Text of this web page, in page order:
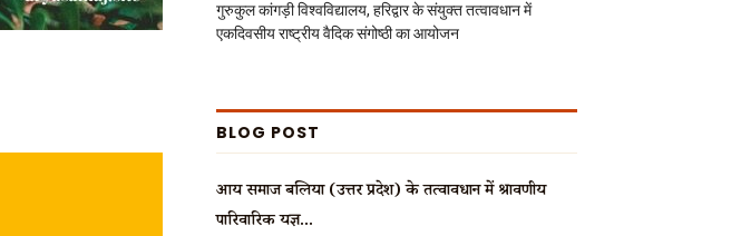
गुरुकुल कांगड़ी विश्वविद्यालय, हरिद्वार के संयुक्त तत्वावधान में
एकदिवसीय राष्ट्रीय वैदिक संगोष्ठी का आयोजन
BLOG POST
आर्य समाज बलिया (उत्तर प्रदेश) के तत्वावधान में श्रावणीय
पारिवारिक यज्ञ...